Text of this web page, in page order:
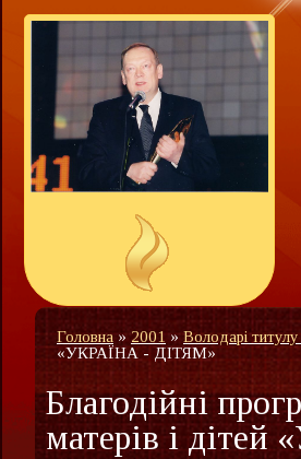
Головна»2001 »Володарі
«УКРАЇНА - ДІТЯМ»
Благодійні
матерів і